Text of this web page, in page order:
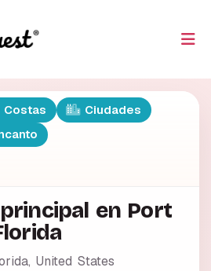
Ciudades
en Port
, United States